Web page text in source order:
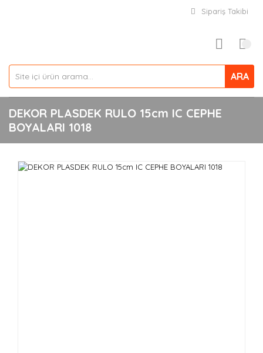
Sipariş Takibi
ARA
DEKOR PLASDEK RULO 15cm IC CEPHE
BOYALARI 1018